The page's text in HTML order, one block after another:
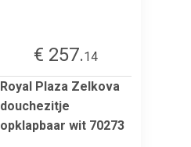
€ 257.14
Royal Plaza Zelkova
douchezitje
opklapbaar wit 70273